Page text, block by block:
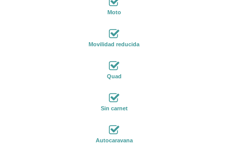
Moto
Movilidad reducida
Quad
Sin carnet
Autocaravana